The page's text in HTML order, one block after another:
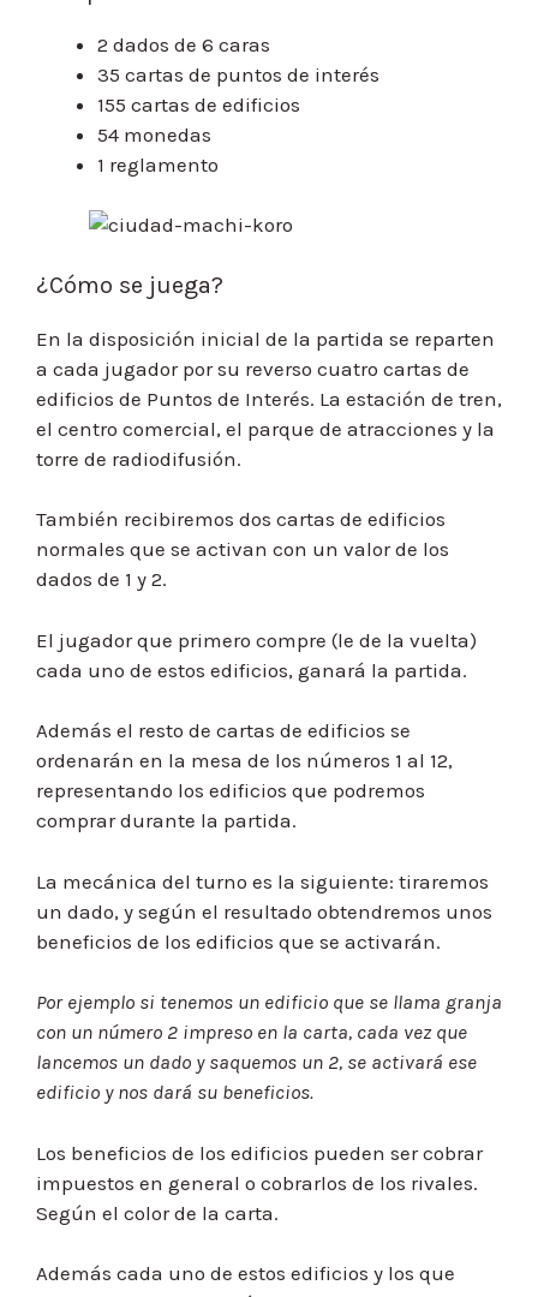
2 dados de 6 caras
35 cartas de puntos de interés
155 cartas de edificios
54 monedas
1 reglamento
¿Cómo se juega?
En la disposición inicial de la partida se reparten
a cada jugador por su reverso cuatro cartas de
edificios de Puntos de Interés. La estación de tren,
el centro comercial, el parque de atracciones y la
torre de radiodifusión.
También recibiremos dos cartas de edificios
normales que se activan con un valor de los
dados de 1 y 2.
El jugador que primero compre (le de la vuelta)
cada uno de estos edificios, ganará la partida.
Además el resto de cartas de edificios se
ordenarán en la mesa de los números 1 al 12,
representando los edificios que podremos
comprar durante la partida.
La mecánica del turno es la siguiente: tiraremos
un dado, y según el resultado obtendremos unos
beneficios de los edificios que se activarán.
Por ejemplo si tenemos un edificio que se llama granja
con un número 2 impreso en la carta, cada vez que
lancemos un dado y saquemos un 2, se activará ese
edificio y nos dará su beneficios.
Los beneficios de los edificios pueden ser cobrar
impuestos en general o cobrarlos de los rivales.
Según el color de la carta.
Además cada uno de estos edificios y los que